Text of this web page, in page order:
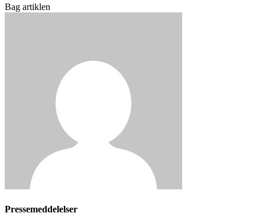
Bag artiklen
Pressemeddelelser